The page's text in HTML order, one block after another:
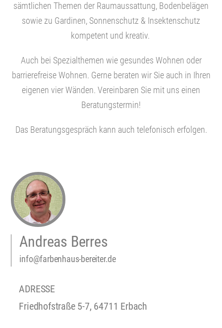
sämtlichen Themen der Raumaussattung, Bodenbelägen
sowie zu Gardinen, Sonnenschutz & Insektenschutz
kompetent und kreativ.
Auch bei Spezialthemen wie gesundes Wohnen oder
barrierefreise Wohnen. Gerne beraten wir Sie auch in Ihren
eigenen vier Wänden. Vereinbaren Sie mit uns einen
Beratungstermin!
Das Beratungsgespräch kann auch telefonisch erfolgen.
Andreas Berres
info@farbenhaus-bereiter.de
ADRESSE
Friedhofstraße 5-7, 64711 Erbach